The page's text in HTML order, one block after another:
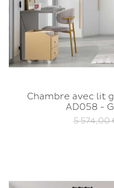
Chambre avec lit
AD058 -
5 574,00